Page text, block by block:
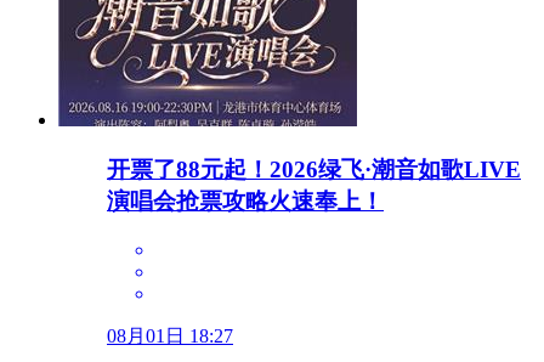
开票了88元起！2026绿飞·潮音如歌LIVE
演唱会抢票攻略火速奉上！
08月01日 18:27